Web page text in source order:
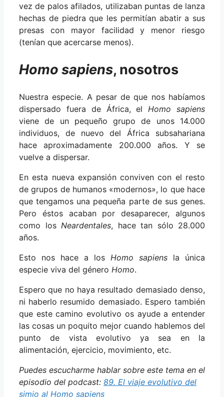
vez de palos afilados, utilizaban puntas de lanza
hechas de piedra que les permitían abatir a sus
presas con mayor facilidad y menor riesgo
(tenían que acercarse menos).
Homo sapiens, nosotros
Nuestra especie. A pesar de que nos habíamos
dispersado fuera de África, elHomo sapiens
viene de un pequeño grupo de unos 14.000
individuos, de nuevo del África subsahariana
hace aproximadamente 200.000 años. Y se
vuelve a dispersar.
En esta nueva expansión conviven con el resto
de grupos de humanos «modernos», lo que hace
que tengamos una pequeña parte de sus genes.
Pero éstos acaban por desaparecer, algunos
como los Neardentales, hace tan sólo 28.000
años.
Esto nos hace a los Homo sapiens la única
especie viva del género Homo.
Espero que no haya resultado demasiado denso,
ni haberlo resumido demasiado. Espero también
que este camino evolutivo os ayude a entender
las cosas un poquito mejor cuando hablemos del
punto de vista evolutivo ya sea en la
alimentación, ejercicio, movimiento, etc.
Puedes escucharme hablar sobre este tema en el
episodio del podcast: 89. El viaje evolutivo del
simio al Homo sapiens